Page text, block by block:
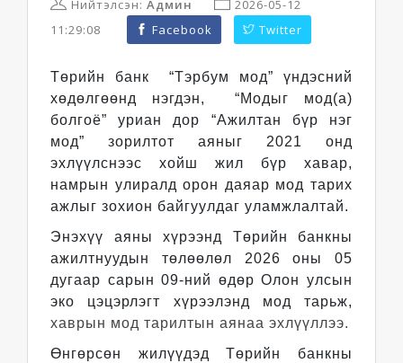
Нийтэлсэн: Админ
2026-05-12
11:29:08
Facebook Twitter
Төрийн банк “Тэрбум мод” үндэсний
хөдөлгөөнд нэгдэн, “Модыг мод(а)
болгоё” уриан дор “Ажилтан бүр нэг
мод” зорилтот аяныг 2021 онд
эхлүүлснээс хойш жил бүр хавар,
намрын улиралд орон даяар мод тарих
ажлыг зохион байгуулдаг уламжлалтай.
Энэхүү аяны хүрээнд Төрийн банкны
ажилтнуудын төлөөлөл 2026 оны 05
дугаар сарын 09-ний өдөр Олон улсын
эко цэцэрлэгт хүрээлэнд мод тарьж,
хаврын мод тарилтын аянаа эхлүүллээ.
Өнгөрсөн жилүүдэд Төрийн банкны